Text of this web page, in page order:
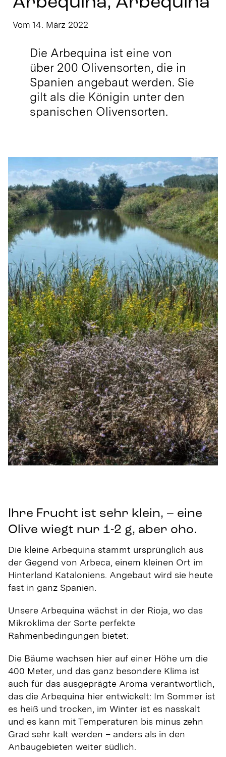
Vom 14. März 2022
Die Arbequina ist eine von
über 200 Olivensorten, die in
Spanien angebaut werden. Sie
gilt als die Königin unter den
spanischen Olivensorten.
Ihre Frucht ist sehr klein, – eine
Olive wiegt nur 1-2 g, aber oho.
Die kleine Arbequina stammt ursprünglich aus
der Gegend von Arbeca, einem kleinen Ort im
Hinterland Kataloniens. Angebaut wird sie heute
fast in ganz Spanien.
Unsere Arbequina wächst in der Rioja, wo das
Mikroklima der Sorte perfekte
Rahmenbedingungen bietet:
Die Bäume wachsen hier auf einer Höhe um die
400 Meter, und das ganz besondere Klima ist
auch für das ausgeprägte Aroma verantwortlich,
das die Arbequina hier entwickelt: Im Sommer ist
es heiß und trocken, im Winter ist es nasskalt
und es kann mit Temperaturen bis minus zehn
Grad sehr kalt werden – anders als in den
Anbaugebieten weiter südlich.